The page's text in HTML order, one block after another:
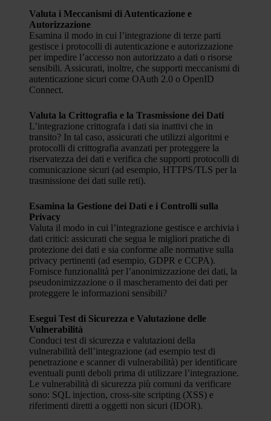
Valuta i Meccanismi di Autenticazione e
Autorizzazione
Esamina il modo in cui l’integrazione di terze parti
gestisce i protocolli di autenticazione e autorizzazione
per impedire l’accesso non autorizzato a dati o risorse
sensibili. Assicurati, inoltre, che supporti meccanismi di
autenticazione sicuri come OAuth 2.0 o OpenID
Connect.
Valuta la Crittografia e la Trasmissione dei Dati
L’integrazione crittografa i dati sia inattivi che in
transito? In tal caso, assicurati che utilizzi algoritmi e
protocolli di crittografia avanzati per proteggere la
riservatezza dei dati e verifica che supporti protocolli di
comunicazione sicuri (ad esempio, HTTPS/TLS per la
trasmissione dei dati sulle reti).
Esamina la Gestione dei Dati e i Controlli sulla
Privacy
Valuta il modo in cui l’integrazione gestisce e archivia i
dati critici: assicurati che segua le migliori pratiche di
protezione dei dati e sia conforme alle normative sulla
privacy pertinenti (ad esempio, GDPR e CCPA).
Fornisce funzionalità per l’anonimizzazione dei dati, la
pseudonimizzazione o il mascheramento dei dati per
proteggere le informazioni sensibili?
Esegui Test di Sicurezza e Valutazione delle
Vulnerabilità
Conduci test di sicurezza e valutazioni della
vulnerabilità dell’integrazione (ad esempio test di
penetrazione e scanner di vulnerabilità) per identificare
eventuali punti deboli prima di utilizzare l’integrazione.
Le vulnerabilità di sicurezza più comuni da verificare
sono: SQL injection, cross-site scripting (XSS) e
riferimenti diretti a oggetti non sicuri (IDOR).